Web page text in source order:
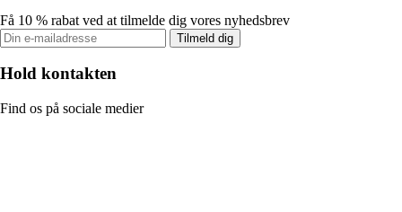
Få 10 % rabat ved at tilmelde dig vores nyhedsbrev
Tilmeld dig
Hold kontakten
Find os på sociale medier